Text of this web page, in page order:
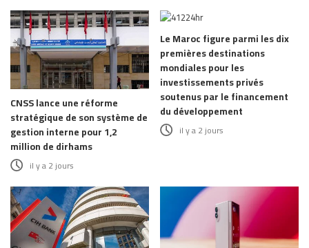
CNSS lance une réforme
stratégique de son système de
gestion interne pour 1,2
million de dirhams
il y a 2 jours
Le Maroc figure parmi les dix
premières destinations
mondiales pour les
investissements privés
soutenus par le financement
du développement
il y a 2 jours